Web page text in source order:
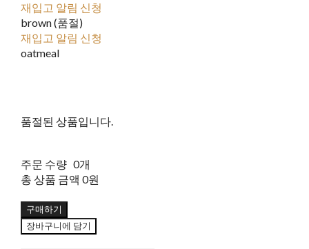
재입고 알림 신청
brown (품절)
재입고 알림 신청
oatmeal
품절된 상품입니다.
주문 수량 0개
총 상품 금액 0원
구매하기
장바구니에 담기